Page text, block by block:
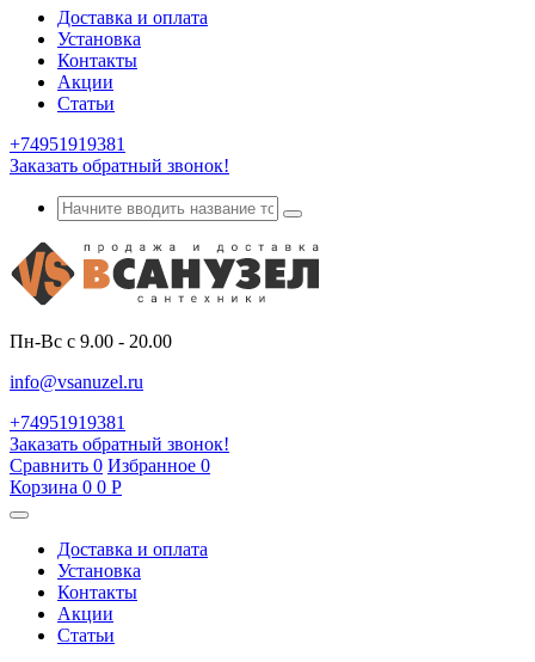
Доставка и оплата
Установка
Контакты
Акции
Статьи
+74951919381
Заказать обратный звонок!
Пн-Вс с 9.00 - 20.00
info@vsanuzel.ru
+74951919381
Заказать обратный звонок!
Сравнить 0 Избранное 0
Корзина 0 0 Р
Доставка и оплата
Установка
Контакты
Акции
Статьи